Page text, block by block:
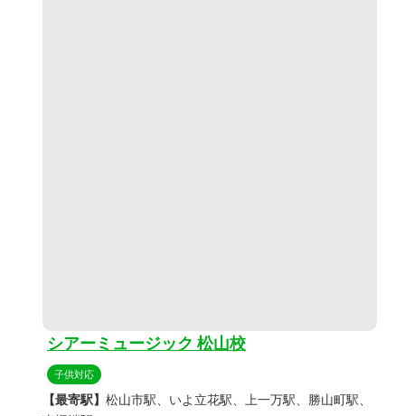
シアーミュージック 松山校
子供対応
【最寄駅】 松山市駅、いよ立花駅、上一万駅、勝山町駅、